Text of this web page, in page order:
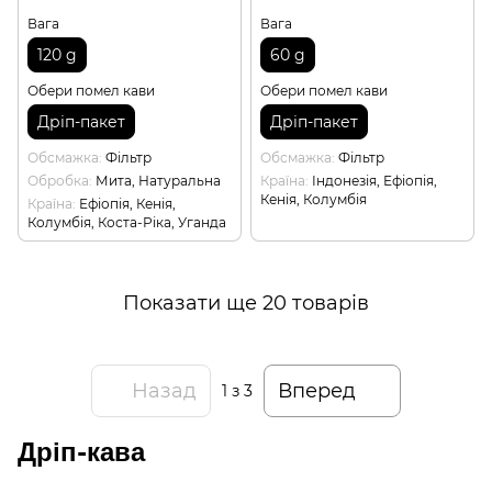
Вага
120 g
Обери помел кави
Дріп-пакет
Обсмажка Фільтр
Обробка Мита, Натуральна
Країна Ефіопія, Кенія,
Колумбія, Коста-Ріка, Уганда
Вага
60 g
Обери помел кави
Дріп-пакет
Обсмажка Фільтр
Країна Індонезія, Ефіопія,
Кенія, Колумбія
Показати ще 20 товарів
Назад 1 з 3 Вперед
Дріп-кава